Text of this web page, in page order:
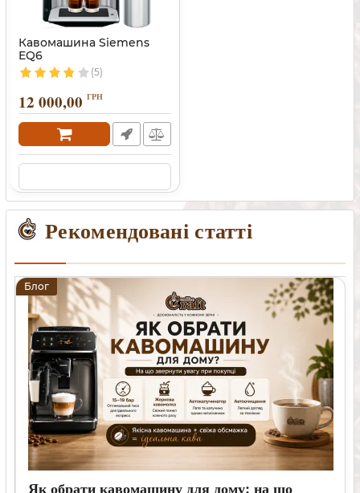
Кавомашина Siemens
EQ6
(5)
12 000,00 ГРН
Рекомендовані статті
Блог
Як обрати кавомашину для дому: на що